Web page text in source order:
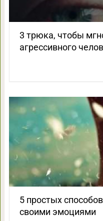
3 трюка, чтобы
агрессивного
5 простых
своими эмоциями